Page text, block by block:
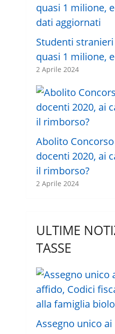
Studenti
quasi 1 milione,
2 Aprile 2024
Abolito
docenti 2020, ai
il rimborso?
2 Aprile 2024
ULTIME
TASSE
Assegno unico